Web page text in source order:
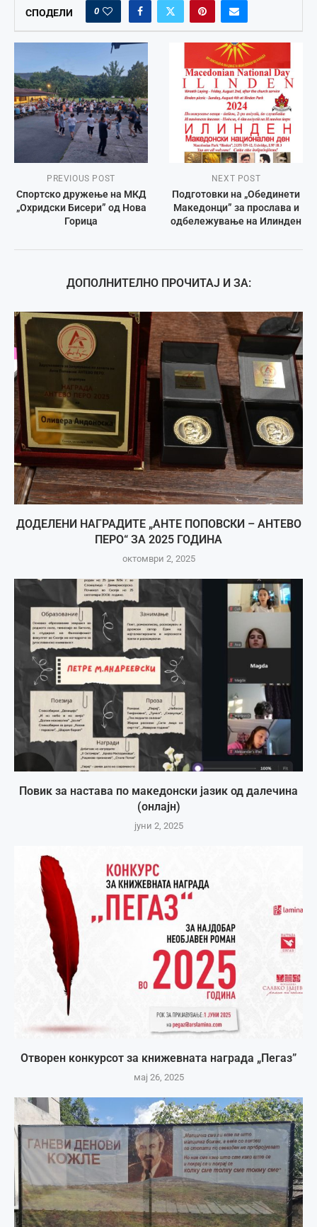
СПОДЕЛИ 0
PREVIOUS POST
Спортско дружење на МКД
„Охридски Бисери” од Нова
Горица
NEXT POST
Подготовки на „Обединети
Македонци” за прослава и
одбележување на Илинден
ДОПОЛНИТЕЛНО ПРОЧИТАЈ И ЗА:
ДОДЕЛЕНИ НАГРАДИТЕ „АНТЕ ПОПОВСКИ – АНТЕВО
ПЕРО“ ЗА 2025 ГОДИНА
октомври 2, 2025
Повик за настава по македонски јазик од далечина
(онлајн)
јуни 2, 2025
Отворен конкурсот за книжевната награда „Пегаз”
мај 26, 2025